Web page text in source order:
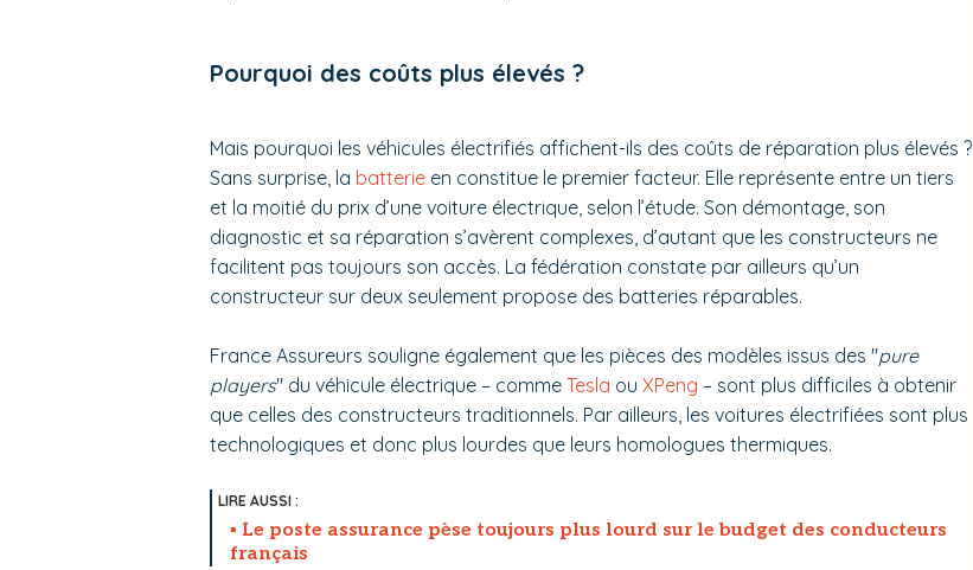
Pourquoi des coûts plus élevés ?
Mais pourquoi les véhicules électrifiés affichent-ils des coûts de réparation plus élevés ?
Sans surprise, la batterie en constitue le premier facteur. Elle représente entre un tiers
et la moitié du prix d’une voiture électrique, selon l’étude. Son démontage, son
diagnostic et sa réparation s’avèrent complexes, d’autant que les constructeurs ne
facilitent pas toujours son accès. La fédération constate par ailleurs qu’un
constructeur sur deux seulement propose des batteries réparables.
France Assureurs souligne également que les pièces des modèles issus des "pure
players" du véhicule électrique – comme Tesla ou XPeng – sont plus difficiles à obtenir
que celles des constructeurs traditionnels. Par ailleurs, les voitures électrifiées sont plus
technologiques et donc plus lourdes que leurs homologues thermiques.
Le poste assurance pèse toujours plus lourd sur le budget des conducteurs
français